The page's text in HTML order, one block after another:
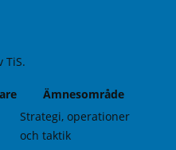
TiS.
Ämnesområde
Strategi, operationer
och taktik